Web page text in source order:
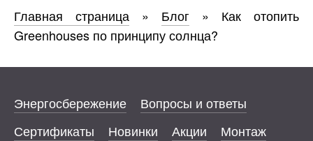
Главная страница » Блог » Как отопить
Greenhouses по принципу солнца?
Энергосбережение
Вопросы и ответы
Сертификаты
Новинки Акции
Монтаж